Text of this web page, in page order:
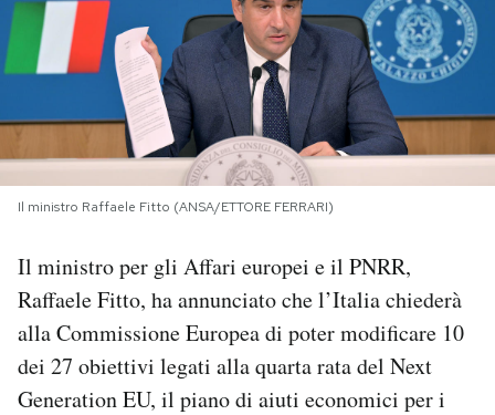
NEWSLETTER
I MIEI PREFERITI
SHOP
CALENDARIO
Area Personale
Il ministro Raffaele Fitto (ANSA/ETTORE FERRARI)
Il ministro per gli Affari europei e il PNRR,
Raffaele Fitto, ha annunciato che l’Italia chiederà
alla Commissione Europea di poter modificare 10
dei 27 obiettivi legati alla quarta rata del Next
Generation EU, il piano di aiuti economici per i